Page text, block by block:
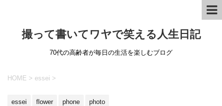
撮って書いてワヤで笑える人生日記
70代の高齢者が毎日の生活を楽しむブログ
HOME > essei >
essei flower phone photo